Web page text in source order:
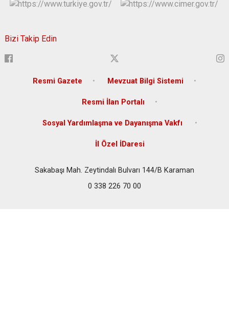
Bizi Takip Edin
Resmi Gazete Mevzuat Bilgi Sistemi
Resmi İlan Portalı
Sosyal Yardımlaşma ve Dayanışma Vakfı
İl Özel İDaresi
Sakabaşı Mah. Zeytindalı Bulvarı 144/B Karaman
0 338 226 70 00